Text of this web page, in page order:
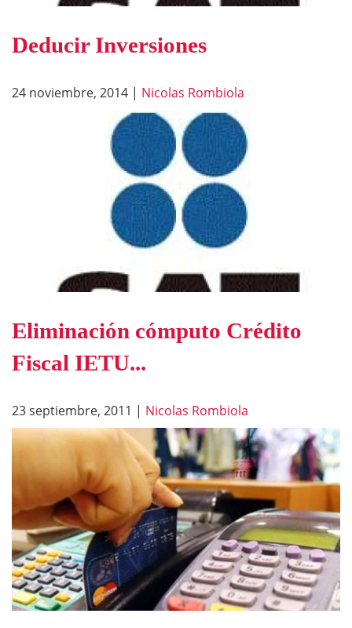
Deducir Inversiones
24 noviembre, 2014 | Nicolas Rombiola
Eliminación cómputo Crédito
Fiscal IETU...
23 septiembre, 2011 | Nicolas Rombiola